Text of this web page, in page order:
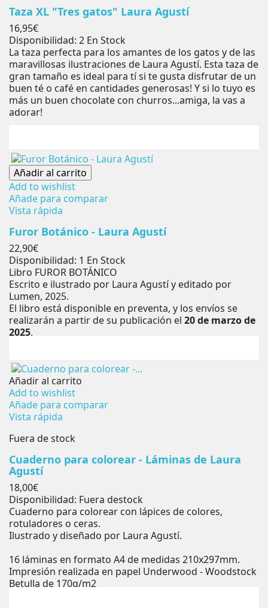
Taza XL "Tres gatos" Laura Agustí
Precio
16,95€
Disponibilidad: 2 En Stock
La taza perfecta para los amantes de los gatos y de las
maravillosas ilustraciones de Laura Agustí. Esta taza de
gran tamaño es ideal para tí si te gusta disfrutar de un
buen té o café en cantidades generosas! Y si lo tuyo es
más un buen chocolate con churros...amiga, la vas a
adorar!
Añadir al carrito
Add to wishlist
Añade para comparar
Vista rápida
Furor Botánico - Laura Agustí
Precio
22,90€
Disponibilidad: 1 En Stock
Libro FUROR BOTÁNICO
Escrito e ilustrado por Laura Agustí y editado por
Lumen, 2025.
El libro está disponible en preventa, y los envíos se
realizarán a partir de su publicación el 20 de marzo de
2025.
Añadir al carrito
Add to wishlist
Añade para comparar
Vista rápida
Fuera de stock
Cuaderno para colorear - Láminas de Laura
Agustí
Precio
18,00€
Disponibilidad: Fuera destock
Cuaderno para colorear con lápices de colores,
rotuladores o ceras.
Ilustrado y diseñado por Laura Agustí.
16 láminas en formato A4 de medidas 210x297mm.
Impresión realizada en papel Underwood - Woodstock
Betulla de 170g/m2